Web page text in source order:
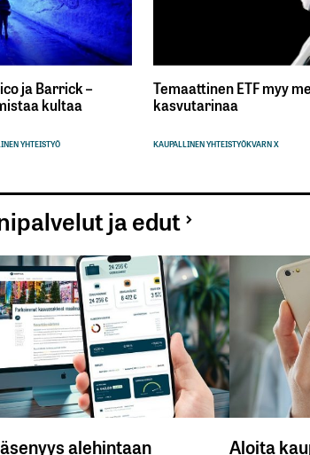
ja Barrick –
kultaa
YHTEISTYÖ
Temaattinen ETF myy
kasvutarinaa
KAUPALLINEN YHTEISTYÖKVARN X
ja edut
alehintaan Aloita